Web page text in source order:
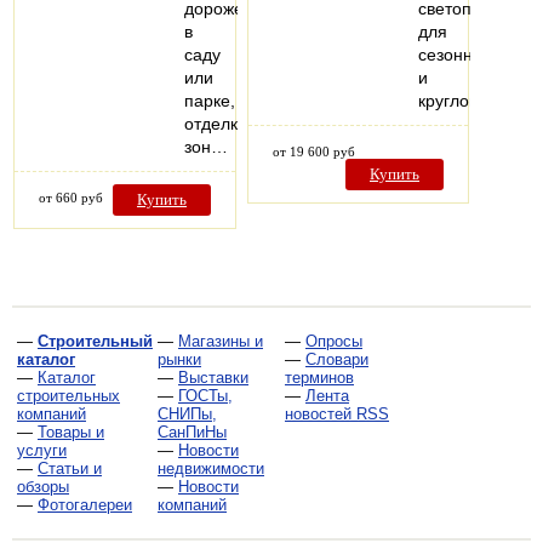
дорожек
в
саду
или
парке,
отделке
зон…
от 660 руб Купить
для
сезонного
и
от 19 600 руб
Купить
— Строительный
каталог
— Каталог
строительных
компаний
— Товары и
услуги
— Статьи и
обзоры
— Фотогалереи
— Магазины и
рынки
— Выставки
— ГОСТы,
СНИПы,
СанПиНы
— Новости
недвижимости
— Новости
компаний
— Опросы
— Словари
терминов
— Лента
новостей RSS